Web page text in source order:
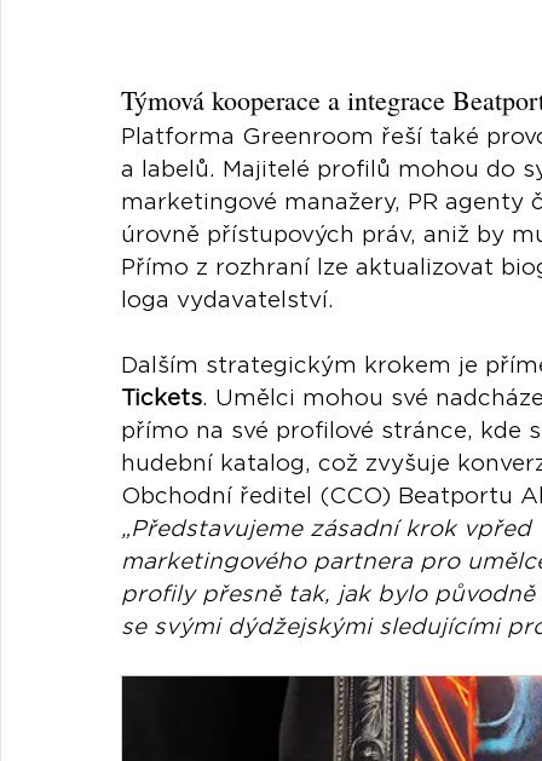
Týmová kooperace a integrace
Platforma Greenroom řeší také
a labelů. Majitelé profilů mohou do
marketingové manažery, PR
úrovně přístupových práv, aniž by
Přímo z rozhraní lze aktualizovat
loga vydavatelství.
Dalším strategickým krokem je
Tickets. Umělci mohou své
přímo na své profilové stránce, kde
hudební katalog, což zvyšuje
Obchodní ředitel (CCO) Beatportu
„Představujeme zásadní krok
marketingového partnera pro
profily přesně tak, jak bylo
se svými dýdžejskými sledujícími